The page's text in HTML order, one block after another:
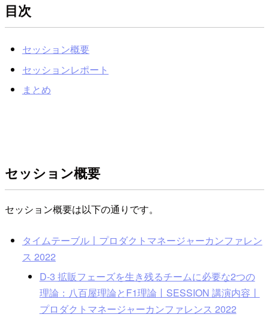
目次
セッション概要
セッションレポート
まとめ
セッション概要
セッション概要は以下の通りです。
タイムテーブル丨プロダクトマネージャーカンファレン
ス 2022
D-3 拡販フェーズを生き残るチームに必要な2つの
理論：八百屋理論とF1理論丨SESSION 講演内容丨
プロダクトマネージャーカンファレンス 2022